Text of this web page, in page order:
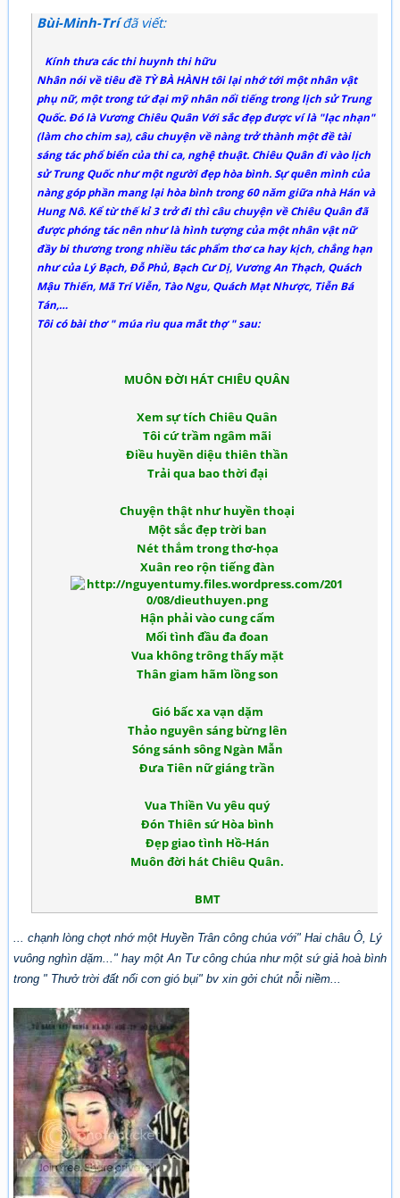
Bùi-Minh-Tríđã viết:
Kính thưa các thi huynh thi hữu
Nhân nói về tiêu đề TỲ BÀ HÀNH tôi lại nhớ tới một nhân vật
phụ nữ, một trong tứ đại mỹ nhân nổi tiếng trong lịch sử Trung
Quốc. Đó là Vương Chiêu Quân Với sắc đẹp được ví là "lạc nhạn"
(làm cho chim sa), câu chuyện về nàng trở thành một đề tài
sáng tác phổ biển của thi ca, nghệ thuật. Chiêu Quân đi vào lịch
sử Trung Quốc như một người đẹp hòa bình. Sự quên mình của
nàng góp phần mang lại hòa bình trong 60 năm giữa nhà Hán và
Hung Nô. Kể từ thế kỉ 3 trở đi thì câu chuyện về Chiêu Quân đã
được phóng tác nên như là hình tượng của một nhân vật nữ
đầy bi thương trong nhiều tác phẩm thơ ca hay kịch, chẳng hạn
như của Lý Bạch, Đỗ Phủ, Bạch Cư Dị, Vương An Thạch, Quách
Mậu Thiến, Mã Trí Viễn, Tào Ngu, Quách Mạt Nhược, Tiễn Bá
Tán,…
Tôi có bài thơ " múa rìu qua mắt thợ " sau:
MUÔN ĐỜI HÁT CHIÊU QUÂN
Xem sự tích Chiêu Quân
Tôi cứ trầm ngâm mãi
Điều huyền diệu thiên thần
Trải qua bao thời đại
Chuyện thật như huyền thoại
Một sắc đẹp trời ban
Nét thắm trong thơ-họa
Xuân reo rộn tiếng đàn
Hận phải vào cung cấm
Mối tình đầu đa đoan
Vua không trông thấy mặt
Thân giam hãm lồng son
Gió bấc xa vạn dặm
Thảo nguyên sáng bừng lên
Sóng sánh sông Ngàn Mẫn
Đưa Tiên nữ giáng trần
Vua Thiền Vu yêu quý
Đón Thiên sứ Hòa bình
Đẹp giao tình Hồ-Hán
Muôn đời hát Chiêu Quân.
BMT
... chạnh lòng chợt nhớ một Huyền Trân công chúa với" Hai châu Ô, Lý
vuông nghìn dặm..." hay một An Tư công chúa như một sứ giả hoà bình
trong " Thưở trời đất nổi cơn gió bụi" bv xin gởi chút nỗi niềm...